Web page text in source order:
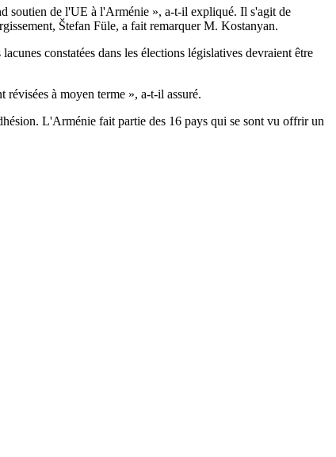
soutien de l'UE à l'Arménie », a-t-il expliqué. Il s'agit de
Štefan Füle, a fait remarquer M. Kostanyan.
constatées dans les élections législatives devraient être
à moyen terme », a-t-il assuré.
L'Arménie fait partie des 16 pays qui se sont vu offrir un